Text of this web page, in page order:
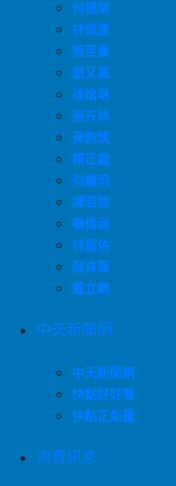
何橞瑢
林佩潔
簡至豪
劉又嘉
孫怡琳
張卉林
黃韵筑
賴正鎧
何織羽
譚若誼
畢倩涵
林宸佑
蘇貞蓉
戴立綱
中天新聞網
中天新聞網
快點好好看
快點正能量
消費訊息